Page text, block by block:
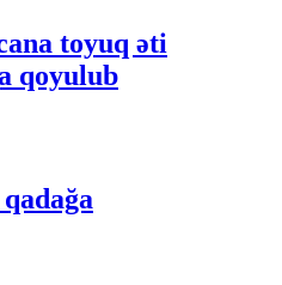
toyuq əti
qoyulub